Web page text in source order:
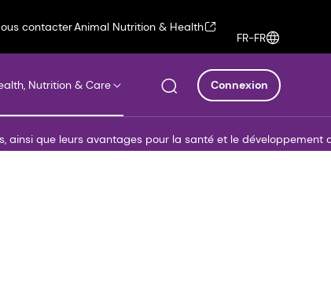
contacterAnimal Nutrition & Health
FR-FR
Nutrition & Care Connexion
que leurs avantages pour la santé et le développement